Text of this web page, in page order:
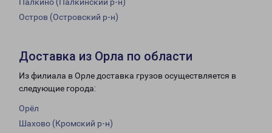
Палкино (Палкинский р-н)
Остров (Островский р-н)
Доставка из Орла по области
Из филиала в Орле доставка грузов осуществляется в
следующие города:
Орёл
Шахово (Кромский р-н)